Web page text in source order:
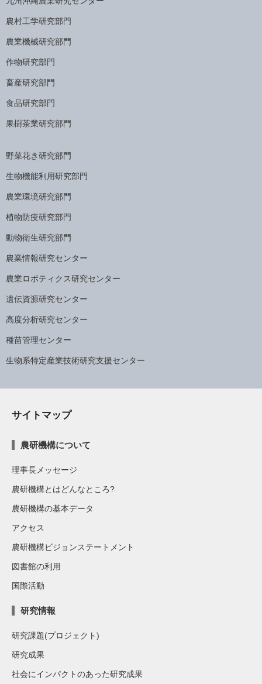
農村工学研究部門
農業機械研究部門
作物研究部門
畜産研究部門
食品研究部門
果樹茶業研究部門
野菜花き研究部門
生物機能利用研究部門
農業環境研究部門
植物防疫研究部門
動物衛生研究部門
農業情報研究センター
農業ロボティクス研究センター
遺伝資源研究センター
高度分析研究センター
種苗管理センター
生物系特定産業技術研究支援センター
サイトマップ
農研機構について
理事長メッセージ
農研機構とはどんなところ?
農研機構の基本データ
アクセス
農研機構ビジョンステートメント
図書館の利用
国際活動
研究情報
研究課題(プロジェクト)
研究成果
社会にインパクトのあった研究成果